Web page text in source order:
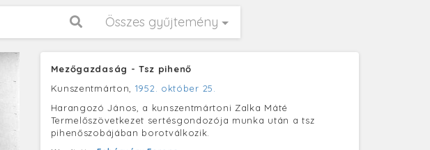
Összes gyűjtemény
Mezőgazdaság - Tsz pihenő
Kunszentmárton, 1952. október 25.
Harangozó János, a kunszentmártoni Zalka Máté
Termelőszövetkezet sertésgondozója munka után a tsz
pihenőszobájában borotválkozik.